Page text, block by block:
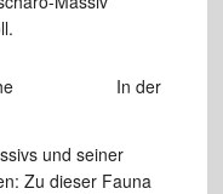
In der
und seiner
Zu dieser Fauna